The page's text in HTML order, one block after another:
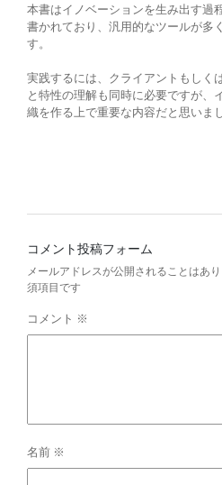
本書はイノベーションを生み出す過
書かれており、汎用的なツールが多
す。
実践するには、クライアントもしく
と特性の理解も同時に必要ですが、
織を作る上で重要な内容だと思いまし
コメント投稿フォーム
メールアドレスが公開されることはあり
須項目です
コメント ※
名前 ※